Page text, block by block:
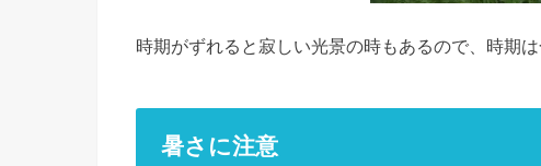
時期がずれると寂しい光景の時もあるので、時期は
暑さに注意